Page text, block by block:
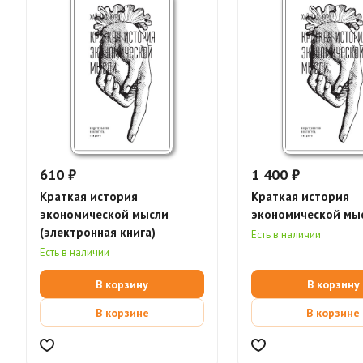
610 ₽
Краткая история
экономической мысли
(электронная книга)
Есть в наличии
В корзину
В корзине
1 400 ₽
Краткая история
экономической
Есть в наличии
В корзину
В корзине